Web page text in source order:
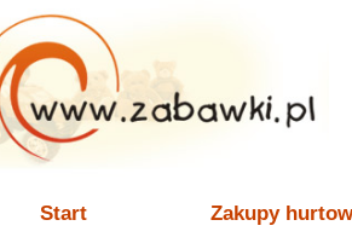
Start Zakupy